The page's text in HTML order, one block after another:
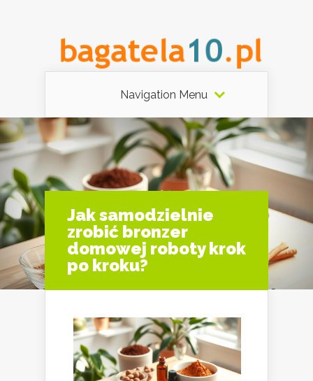
Navigation Menu
Jak samodzielnie
zrobić bronzer
domowej roboty krok
po kroku?